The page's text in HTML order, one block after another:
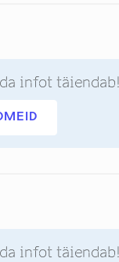
infot täiendab!
infot täiendab!